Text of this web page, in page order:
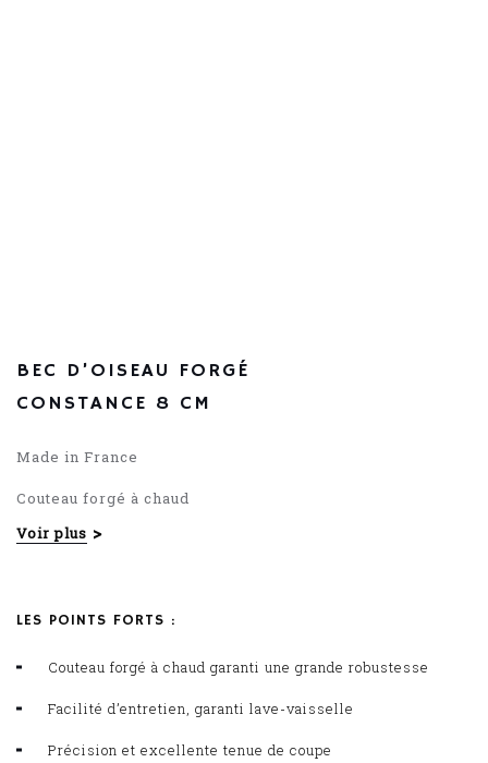
BEC D’OISEAU FORGÉ
CONSTANCE 8 CM
Made in France
Couteau forgé à chaud
Manche POM
Voir plus
LES POINTS FORTS :
Couteau forgé à chaud garanti une grande robustesse
Facilité d’entretien, garanti lave-vaisselle
Précision et excellente tenue de coupe